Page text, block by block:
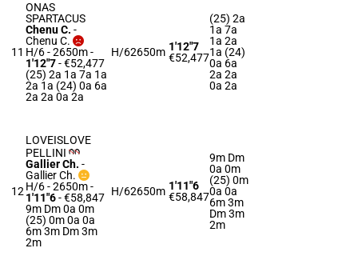
11
ONAS
SPARTACUS
Chenu C. -
Chenu C.
H/6 - 2650m-
1'12"7- €52,477
(25) 2a 1a 7a 1a
2a 1a (24) 0a 6a
2a 2a 0a 2a
H/62650m 1'12"7
€52,477
(25) 2a
1a 7a
1a 2a
1a (24)
0a 6a
2a 2a
0a 2a
12
LOVEISLOVE
PELLINI
Gallier Ch. -
Gallier Ch.
H/6 - 2650m-
1'11"6- €58,847
9m Dm 0a 0m
(25) 0m 0a 0a
6m 3m Dm 3m
2m
H/62650m 1'11"6
€58,847
9m Dm
0a 0m
(25) 0m
0a 0a
6m 3m
Dm 3m
2m